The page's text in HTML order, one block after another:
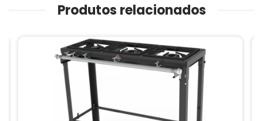
Produtos relacionados